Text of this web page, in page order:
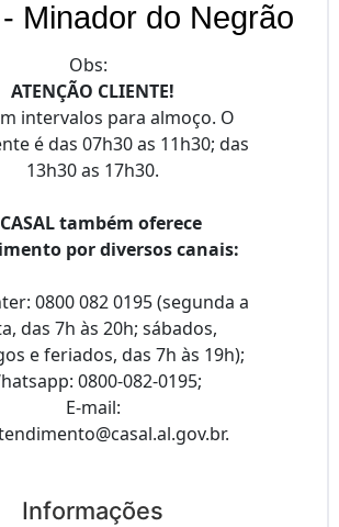
Minador do Negrão
Obs:
ATENÇÃO CLIENTE!
intervalos para almoço. O
é das 07h30 as 11h30; das
13h30 as 17h30.
também oferece
por diversos canais:
0800 082 0195 (segunda a
das 7h às 20h; sábados,
e feriados, das 7h às 19h);
0800-082-0195;
E-mail:
Informações